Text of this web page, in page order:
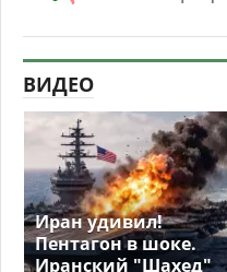
ВИДЕО
Иран удивил!
Пентагон в шоке.
Иранский "Шахед"